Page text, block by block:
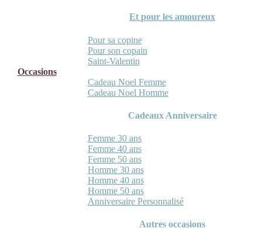
Et pour les amoureux
Pour sa copine
Pour son copain
Saint-Valentin
Occasions
Cadeau Noel Femme
Cadeau Noel Homme
Cadeaux Anniversaire
Femme 30 ans
Femme 40 ans
Femme 50 ans
Homme 30 ans
Homme 40 ans
Homme 50 ans
Anniversaire Personnalisé
Autres occasions